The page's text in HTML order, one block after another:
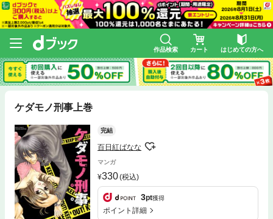
作品検索 カート はじめての方へ
ケダモノ刑事上巻
完結
百日紅ばなな
マンガ
330(税込)
3pt獲得
ポイント詳細